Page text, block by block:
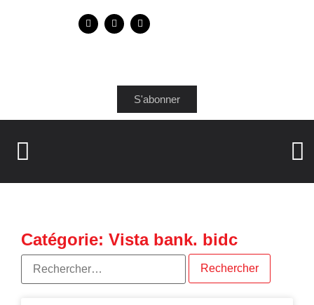
S'abonner
Catégorie: Vista bank. bidc